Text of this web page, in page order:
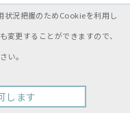
状況把握のためCookieを利用し
更することができますので、
い。
します